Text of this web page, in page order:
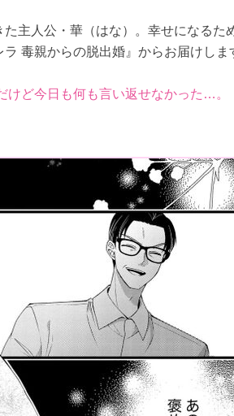
主人公・華（はな）。幸せになるた
毒親からの脱出婚』からお届けしま
けど今日も何も言い返せなかった…。